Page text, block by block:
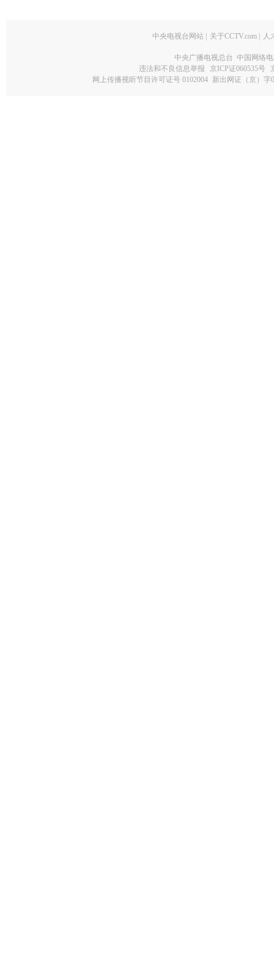
中央电视台网站 关于CCTV.com 人
中央广播电视总台 中国网络
违法和不良信息举报
京ICP证060535号
网上传播视听节目许可证号 0102004 新出网证（京）